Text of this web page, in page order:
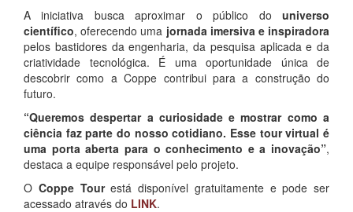
A iniciativa busca aproximar o público do universo
científico, oferecendo uma jornada imersiva e inspiradora
pelos bastidores da engenharia, da pesquisa aplicada e da
criatividade tecnológica. É uma oportunidade única de
descobrir como a Coppe contribui para a construção do
futuro.
“Queremos despertar a curiosidade e mostrar como a
ciência faz parte do nosso cotidiano. Esse tour virtual é
uma porta aberta para o conhecimento e a inovação”,
destaca a equipe responsável pelo projeto.
O Coppe Tourestá disponível gratuitamente e pode ser
acessado através do LINK.